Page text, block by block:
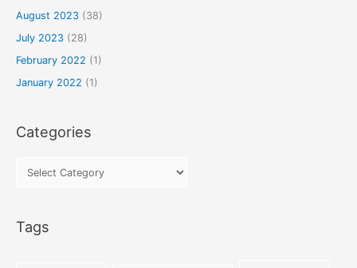
August 2023(38)
July 2023(28)
February 2022 (1)
January 2022 (1)
Categories
Tags